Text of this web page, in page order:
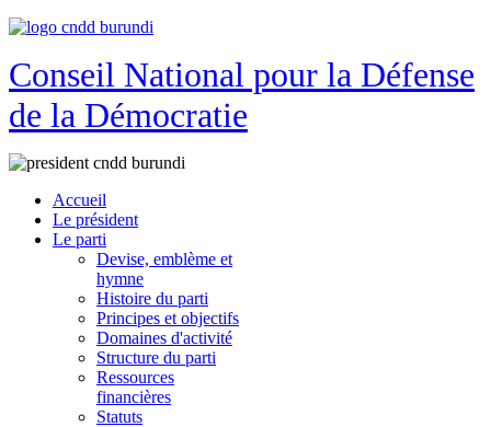
Conseil National pour la Défense
de la Démocratie
Accueil
Le président
Le parti
Devise, emblème et
hymne
Histoire du parti
Principes et objectifs
Domaines d'activité
Structure du parti
Ressources
financières
Statuts